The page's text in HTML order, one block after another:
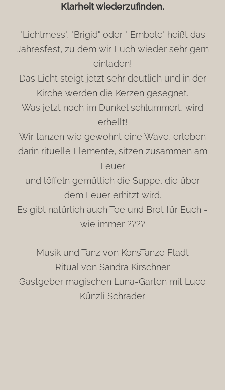
Klarheit wiederzufinden.
"Lichtmess", "Brigid" oder " Embolc" heißt das
Jahresfest, zu dem wir Euch wieder sehr gern
einladen!
Das Licht steigt jetzt sehr deutlich und in der
Kirche werden die Kerzen gesegnet.
Was jetzt noch im Dunkel schlummert, wird
erhellt!
Wir tanzen wie gewohnt eine Wave, erleben
darin rituelle Elemente, sitzen zusammen am
Feuer
und löffeln gemütlich die Suppe, die über
dem Feuer erhitzt wird.
Es gibt natürlich auch Tee und Brot für Euch -
wie immer ????
Musik und Tanz von KonsTanze Fladt
Ritual von Sandra Kirschner
Gastgeber magischen Luna-Garten mit Luce
Künzli Schrader